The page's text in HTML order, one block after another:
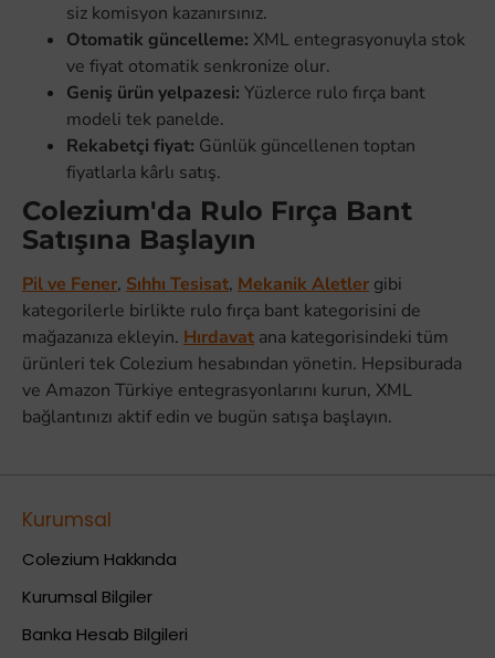
siz komisyon kazanırsınız.
Otomatik güncelleme: XML entegrasyonuyla stok
ve fiyat otomatik senkronize olur.
Geniş ürün yelpazesi: Yüzlerce rulo fırça bant
modeli tek panelde.
Rekabetçi fiyat: Günlük güncellenen toptan
fiyatlarla kârlı satış.
Colezium'da Rulo Fırça Bant
Satışına Başlayın
Pil ve Fener, Sıhhı Tesisat, Mekanik Aletler gibi
kategorilerle birlikte rulo fırça bant kategorisini de
mağazanıza ekleyin. Hırdavat ana kategorisindeki tüm
ürünleri tek Colezium hesabından yönetin. Hepsiburada
ve Amazon Türkiye entegrasyonlarını kurun, XML
bağlantınızı aktif edin ve bugün satışa başlayın.
Kurumsal
Colezium Hakkında
Kurumsal Bilgiler
Banka Hesab Bilgileri